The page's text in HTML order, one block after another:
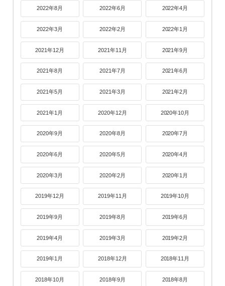
2022年8月 2022年6月 2022年4月
2022年3月 2022年2月 2022年1月
2021年12月 2021年11月 2021年9月
2021年8月 2021年7月 2021年6月
2021年5月 2021年3月 2021年2月
2021年1月 2020年12月 2020年10月
2020年9月 2020年8月 2020年7月
2020年6月 2020年5月 2020年4月
2020年3月 2020年2月 2020年1月
2019年12月 2019年11月 2019年10月
2019年9月 2019年8月 2019年6月
2019年4月 2019年3月 2019年2月
2019年1月 2018年12月 2018年11月
2018年10月 2018年9月 2018年8月